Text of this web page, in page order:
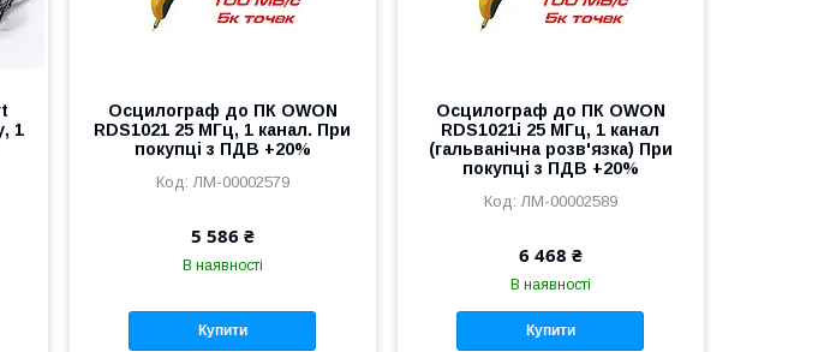
1
Осцилограф до ПК OWON
RDS1021 25 МГц, 1 канал. При
покупці з ПДВ +20%
ЛМ-00002579
5 586 ₴
В наявності
Купити
Осцилограф до ПК OWON
RDS1021i 25 МГц, 1 канал
(гальванічна розв'язка) При
покупці з ПДВ +20%
ЛМ-00002589
6 468 ₴
В наявності
Купити